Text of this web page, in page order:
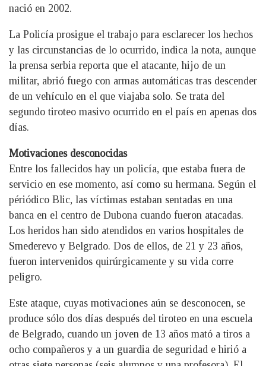
nació en 2002.
La Policía prosigue el trabajo para esclarecer los hechos
y las circunstancias de lo ocurrido, indica la nota, aunque
la prensa serbia reporta que el atacante, hijo de un
militar, abrió fuego con armas automáticas tras descender
de un vehículo en el que viajaba solo. Se trata del
segundo tiroteo masivo ocurrido en el país en apenas dos
días.
Motivaciones desconocidas
Entre los fallecidos hay un policía, que estaba fuera de
servicio en ese momento, así como su hermana. Según el
périódico Blic, las víctimas estaban sentadas en una
banca en el centro de Dubona cuando fueron atacadas.
Los heridos han sido atendidos en varios hospitales de
Smederevo y Belgrado. Dos de ellos, de 21 y 23 años,
fueron intervenidos quirúrgicamente y su vida corre
peligro.
Este ataque, cuyas motivaciones aún se desconocen, se
produce sólo dos días después del tiroteo en una escuela
de Belgrado, cuando un joven de 13 años mató a tiros a
ocho compañeros y a un guardia de seguridad e hirió a